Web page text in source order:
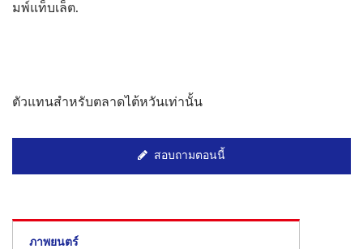
มพ์แท็บเล็ต.
ตัวแทนสำหรับตลาดไต้หวันเท่านั้น
สอบถามตอนนี้
ภาพยนตร์